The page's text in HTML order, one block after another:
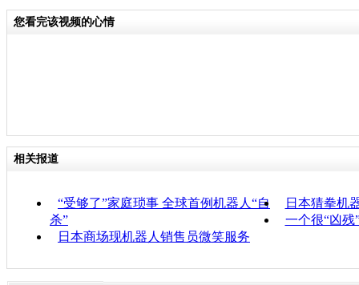
您看完该视频的心情
相关报道
“受够了”家庭琐事 全球首例机器人“自
杀”
日本猜拳机
一个很“凶
日本商场现机器人销售员微笑服务